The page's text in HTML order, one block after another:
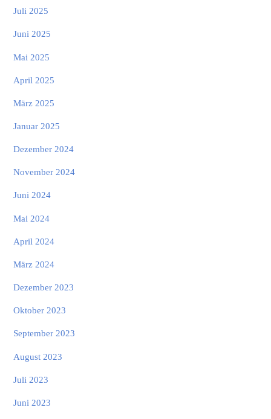
Juli 2025
Juni 2025
Mai 2025
April 2025
März 2025
Januar 2025
Dezember 2024
November 2024
Juni 2024
Mai 2024
April 2024
März 2024
Dezember 2023
Oktober 2023
September 2023
August 2023
Juli 2023
Juni 2023